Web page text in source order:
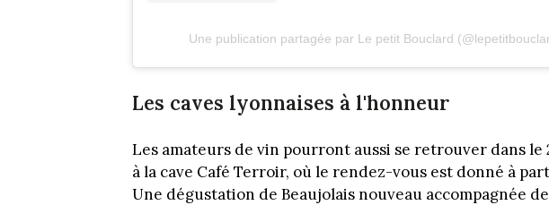
Une publication partagée par Le petit Bouclard
Les caves lyonnaises à l'honneur
Les amateurs de vin pourront aussi se retrouver dans
à la cave Café Terroir, où le rendez-vous est donné à
Une dégustation de Beaujolais nouveau accompagnée